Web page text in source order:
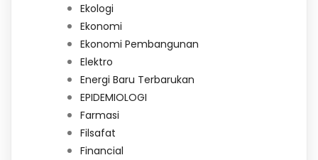
Ekologi
Ekonomi
Ekonomi Pembangunan
Elektro
Energi Baru Terbarukan
EPIDEMIOLOGI
Farmasi
Filsafat
Financial